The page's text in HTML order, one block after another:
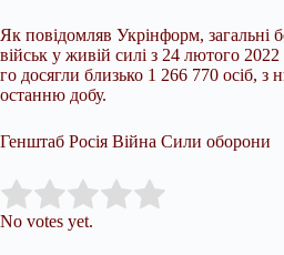
Як повідомляв Укрінформ, загальні
військ у живій силі з 24 лютого
го досягли близько 1 266 770 осіб, з
останню добу.
Генштаб Росія Війна Сили оборони
Rate this item:
No votes yet.